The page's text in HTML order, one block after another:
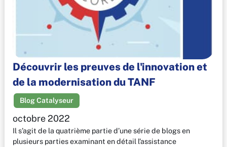
Découvrir les preuves de l'innovation et
de la modernisation du TANF
Blog Catalyseur
octobre 2022
Il s’agit de la quatrième partie d’une série de blogs en
plusieurs parties examinant en détail l’assistance